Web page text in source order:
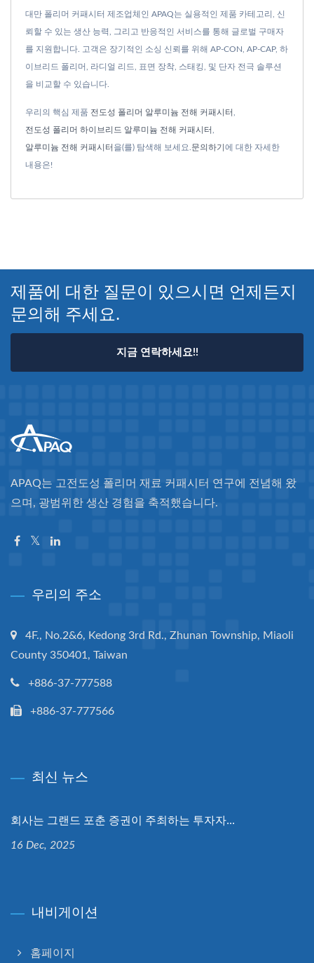
대만 폴리머 커패시터 제조업체인 APAQ는 실용적인 제품 카테고리, 신
뢰할 수 있는 생산 능력, 그리고 반응적인 서비스를 통해 글로벌 구매자
를 지원합니다. 고객은 장기적인 소싱 신뢰를 위해 AP-CON, AP-CAP, 하
이브리드 폴리머, 라디얼 리드, 표면 장착, 스태킹, 및 단자 전극 솔루션
을 비교할 수 있습니다.
우리의 핵심 제품 전도성 폴리머 알루미늄 전해 커패시터,
전도성 폴리머 하이브리드 알루미늄 전해 커패시터,
알루미늄 전해 커패시터 을(를) 탐색해 보세요.문의하기 에 대한 자세한
내용은!
제품에 대한 질문이 있으시면 언제든지
문의해 주세요.
지금 연락하세요!!
APAQ는 고전도성 폴리머 재료 커패시터 연구에 전념해 왔
으며, 광범위한 생산 경험을 축적했습니다.
우리의 주소
4F., No.2&6, Kedong 3rd Rd., Zhunan Township, Miaoli
County 350401, Taiwan
+886-37-777588
+886-37-777566
최신 뉴스
회사는 그랜드 포춘 증권이 주최하는 투자자...
16 Dec, 2025
내비게이션
홈페이지